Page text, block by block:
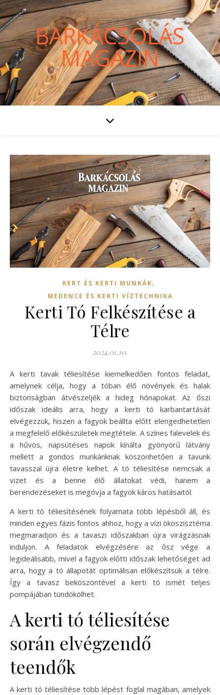
BARKÁCSOLÁS
MAGAZIN
KERT ÉS KERTI MUNKÁK,
MEDENCE ÉS KERTI VÍZTECHNIKA
Kerti Tó Felkészítése a
Télre
2024.01.10.
A kerti tavak téliesítése kiemelkedően fontos feladat,
amelynek célja, hogy a tóban élő növények és halak
biztonságban átvészeljék a hideg hónapokat. Az őszi
időszak ideális arra, hogy a kerti tó karbantartását
elvégezzük, hiszen a fagyok beállta előtt elengedhetetlen
a megfelelő előkészületek megtétele. A színes falevelek és
a hűvös, napsütéses napok kínálta gyönyörű látvány
mellett a gondos munkánknak köszönhetően a tavunk
tavasszal újra életre kelhet. A tó téliesítése nemcsak a
vizet és a benne élő állatokat védi, hanem a
berendezéseket is megóvja a fagyok káros hatásaitól.
A kerti tó téliesítésének folyamata több lépésből áll, és
minden egyes fázis fontos ahhoz, hogy a vízi ökoszisztéma
megmaradjon és a tavaszi időszakban újra virágzásnak
induljon. A feladatok elvégzésére az ősz vége a
legideálisabb, mivel a fagyok előtti időszak lehetőséget ad
arra, hogy a tó állapotát optimálisan előkészítsük a télre.
Így a tavasz beköszöntével a kerti tó ismét teljes
pompájában tündökölhet.
A kerti tó téliesítése
során elvégzendő
teendők
A kerti tó téliesítése több lépést foglal magában, amelyek